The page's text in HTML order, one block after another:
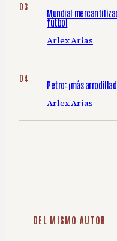
Mundial
fútbol
Arlex Arias
Petro: ¡más
Arlex Arias
DEL MISMO AUTOR